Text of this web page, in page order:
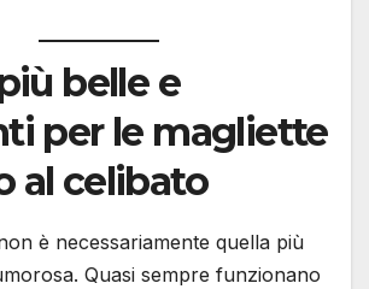
belle e
per le magliette
al celibato
è necessariamente quella più
Quasi sempre funzionano